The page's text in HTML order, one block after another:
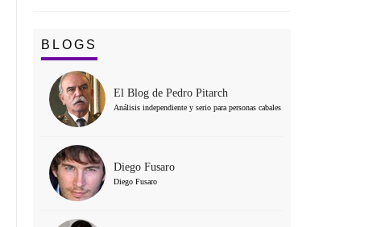
BLOGS
El Blog de Pedro Pitarch
Análisis independiente y serio para personas cabales
Diego Fusaro
Diego Fusaro